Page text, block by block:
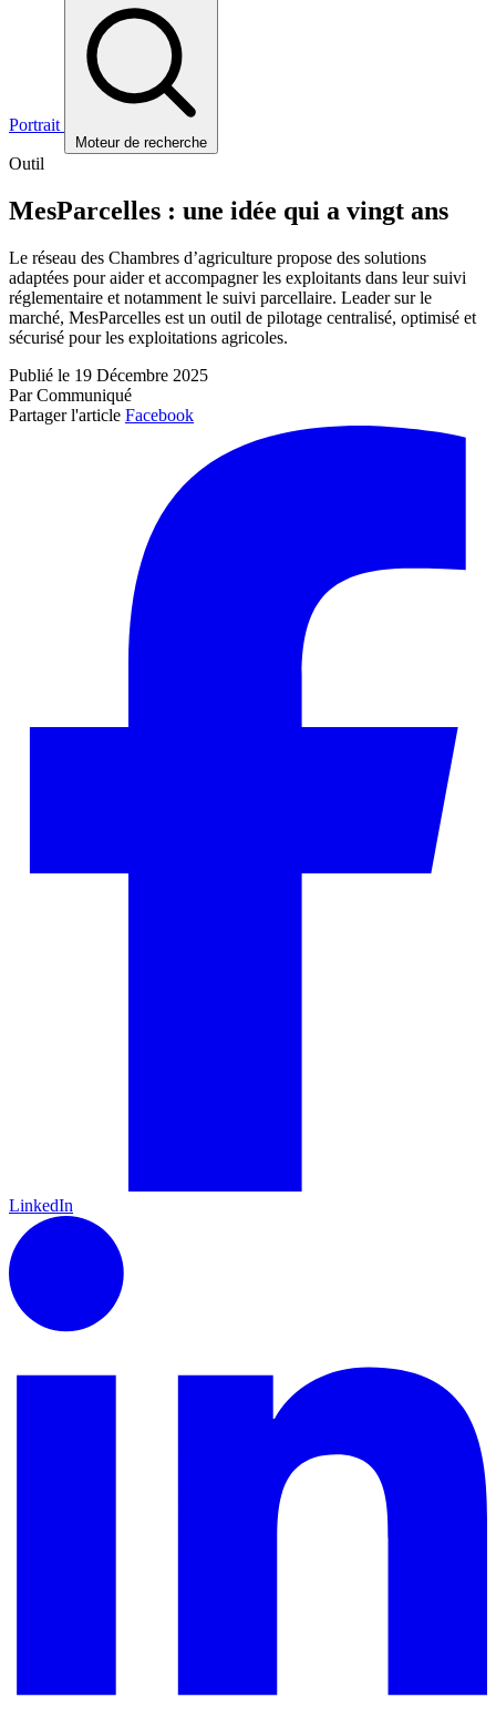
Portrait
Moteur de recherche
Outil
MesParcelles : une idée qui a vingt ans
Le réseau des Chambres d’agriculture propose des solutions
adaptées pour aider et accompagner les exploitants dans leur suivi
réglementaire et notamment le suivi parcellaire. Leader sur le
marché, MesParcelles est un outil de pilotage centralisé, optimisé et
sécurisé pour les exploitations agricoles.
Publié le 19 Décembre 2025
Par Communiqué
Partager l'article Facebook
LinkedIn